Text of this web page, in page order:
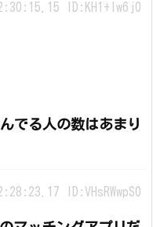
ID:KH1+lw6j0
でる人の数はあまり
ID:VHsRWwpS0